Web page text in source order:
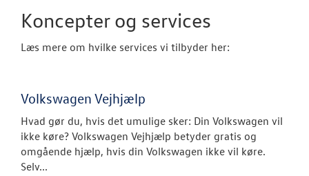
Service 5+ til
Koncepter og services
Læs mere om hvilke services vi tilbyder her:
Volkswagen Vejhjælp
Hvad gør du, hvis det umulige sker: Din Volkswagen vil
ikke køre? Volkswagen Vejhjælp betyder gratis og
omgående hjælp, hvis din Volkswagen ikke vil køre.
Selv...